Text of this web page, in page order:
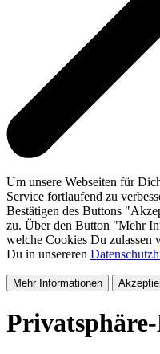
Um unsere Webseiten für
Service fortlaufend zu
Bestätigen des Buttons
zu. Über den Button "Mehr
welche Cookies Du zulassen
Du in unsereren
Mehr Informationen